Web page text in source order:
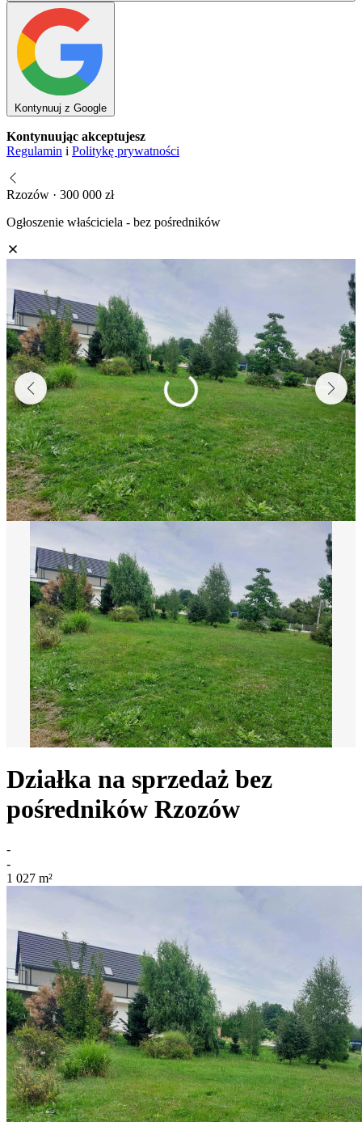
Kontynuuj z Google
Kontynuując akceptujesz
Regulamin i Politykę prywatności
Rzozów · 300 000 zł
Ogłoszenie właściciela - bez pośredników
Działka na sprzedaż bez
pośredników Rzozów
-
-
1 027 m²